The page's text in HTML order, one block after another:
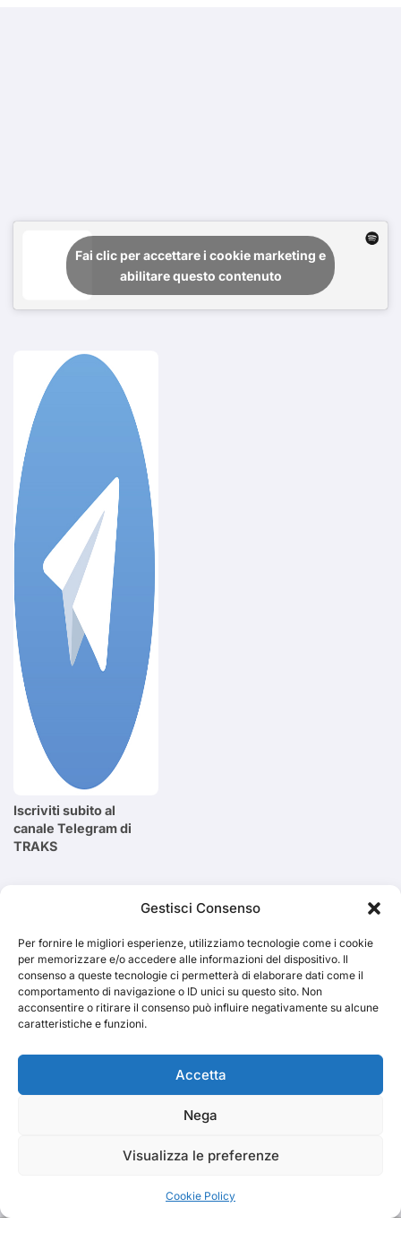
Gestisci Consenso
Per fornire le migliori esperienze, utilizziamo tecnologie come i cookie
per memorizzare e/o accedere alle informazioni del dispositivo. Il
consenso a queste tecnologie ci permetterà di elaborare dati come il
comportamento di navigazione o ID unici su questo sito. Non
acconsentire o ritirare il consenso può influire negativamente su alcune
caratteristiche e funzioni.
Accetta
Nega
Visualizza le preferenze
Cookie Policy
Fai clic per accettare i cookie marketing e
abilitare questo contenuto
Iscriviti subito al
canale Telegram di
TRAKS
Cerca
TRAKS
Dal 2014 musica indipendente ed emergente